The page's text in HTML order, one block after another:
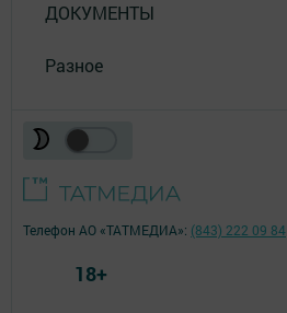
ДОКУМЕНТЫ
Разное
Телефон АО «ТАТМЕДИА»: (843) 222 09 84
18+